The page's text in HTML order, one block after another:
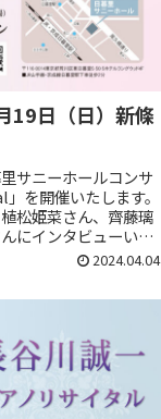
19日（日）新條
サニーホールコンサ
を開催いたします。
松姫菜さん、齊藤璃
にインタビューいた
2024.04.04